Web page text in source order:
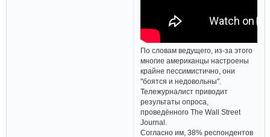
По словам ведущего, из-за этого
многие американцы настроены
крайне пессимистично, они
"боятся и недовольны".
Тележурналист приводит
результаты опроса,
проведённого The Wall Street
Journal.
Согласно им, 38% респондентов